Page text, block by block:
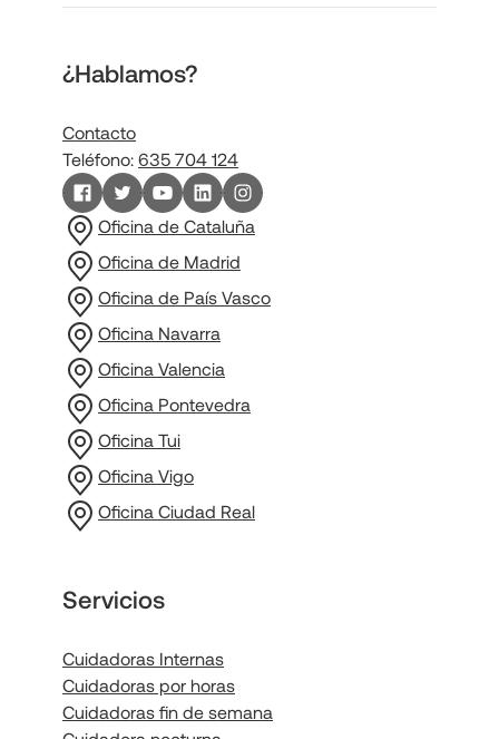
¿Hablamos?
Contacto
Teléfono: 635 704 124
Oficina de Cataluña
Oficina de Madrid
Oficina de País Vasco
Oficina Navarra
Oficina Valencia
Oficina Pontevedra
Oficina Tui
Oficina Vigo
Oficina Ciudad Real
Servicios
Cuidadoras Internas
Cuidadoras por horas
Cuidadoras fin de semana